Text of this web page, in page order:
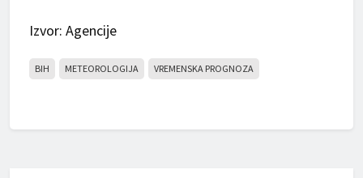
Izvor: Agencije
BIH METEOROLOGIJA VREMENSKA PROGNOZA